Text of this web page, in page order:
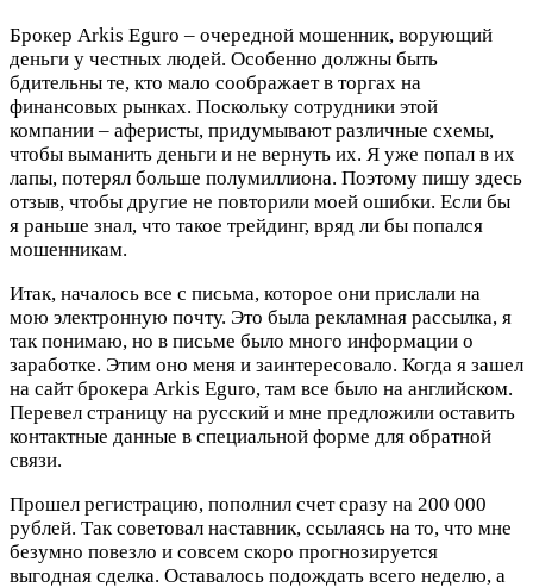
Брокер Arkis Eguro – очередной мошенник, ворующий
деньги у честных людей. Особенно должны быть
бдительны те, кто мало соображает в торгах на
финансовых рынках. Поскольку сотрудники этой
компании – аферисты, придумывают различные схемы,
чтобы выманить деньги и не вернуть их. Я уже попал в их
лапы, потерял больше полумиллиона. Поэтому пишу здесь
отзыв, чтобы другие не повторили моей ошибки. Если бы
я раньше знал, что такое трейдинг, вряд ли бы попался
мошенникам.
Итак, началось все с письма, которое они прислали на
мою электронную почту. Это была рекламная рассылка, я
так понимаю, но в письме было много информации о
заработке. Этим оно меня и заинтересовало. Когда я зашел
на сайт брокера Arkis Eguro, там все было на английском.
Перевел страницу на русский и мне предложили оставить
контактные данные в специальной форме для обратной
связи.
Прошел регистрацию, пополнил счет сразу на 200 000
рублей. Так советовал наставник, ссылаясь на то, что мне
безумно повезло и совсем скоро прогнозируется
выгодная сделка. Оставалось подождать всего неделю, а